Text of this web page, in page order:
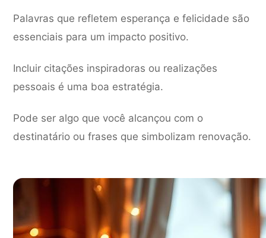
Palavras que refletem esperança e felicidade são
essenciais para um impacto positivo.
Incluir citações inspiradoras ou realizações
pessoais é uma boa estratégia.
Pode ser algo que você alcançou com o
destinatário ou frases que simbolizam renovação.